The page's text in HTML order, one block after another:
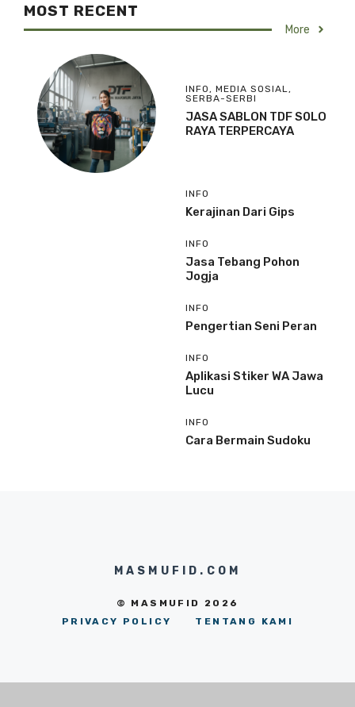
MOST RECENT
More
INFO, MEDIA SOSIAL,
SERBA-SERBI
JASA SABLON TDF S0LO
RAYA TERPERCAYA
INFO
Kerajinan Dari Gips
INFO
Jasa Tebang Pohon
Jogja
INFO
Pengertian Seni Peran
INFO
Aplikasi Stiker WA Jawa
Lucu
INFO
Cara Bermain Sudoku
MASMUFID.COM
© MASMUFID 2026
PRIVACY POLICY
TENTANG KAMI